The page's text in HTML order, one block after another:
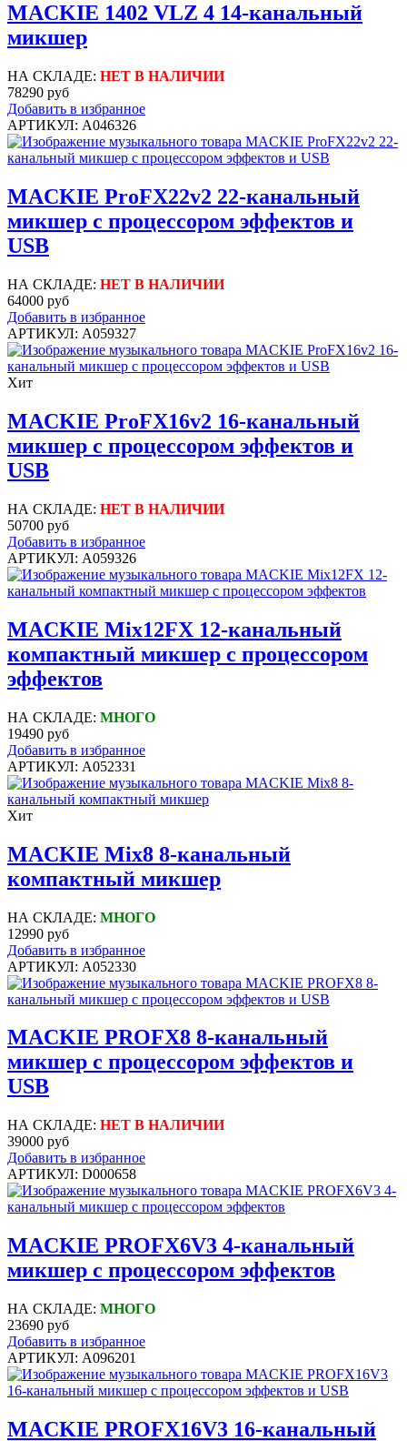
MACKIE 1402 VLZ 4 14-канальный
микшер
НА СКЛАДЕ: НЕТ В НАЛИЧИИ
78290 руб
Добавить в избранное
АРТИКУЛ: A046326
MACKIE ProFX22v2 22-канальный
микшер с процессором эффектов и
USB
НА СКЛАДЕ: НЕТ В НАЛИЧИИ
64000 руб
Добавить в избранное
АРТИКУЛ: A059327
Хит
MACKIE ProFX16v2 16-канальный
микшер с процессором эффектов и
USB
НА СКЛАДЕ: НЕТ В НАЛИЧИИ
50700 руб
Добавить в избранное
АРТИКУЛ: A059326
MACKIE Mix12FX 12-канальный
компактный микшер с процессором
эффектов
НА СКЛАДЕ: МНОГО
19490 руб
Добавить в избранное
АРТИКУЛ: A052331
Хит
MACKIE Mix8 8-канальный
компактный микшер
НА СКЛАДЕ: МНОГО
12990 руб
Добавить в избранное
АРТИКУЛ: A052330
MACKIE PROFX8 8-канальный
микшер с процессором эффектов и
USB
НА СКЛАДЕ: НЕТ В НАЛИЧИИ
39000 руб
Добавить в избранное
АРТИКУЛ: D000658
MACKIE PROFX6V3 4-канальный
микшер с процессором эффектов
НА СКЛАДЕ: МНОГО
23690 руб
Добавить в избранное
АРТИКУЛ: A096201
MACKIE PROFX16V3 16-канальный